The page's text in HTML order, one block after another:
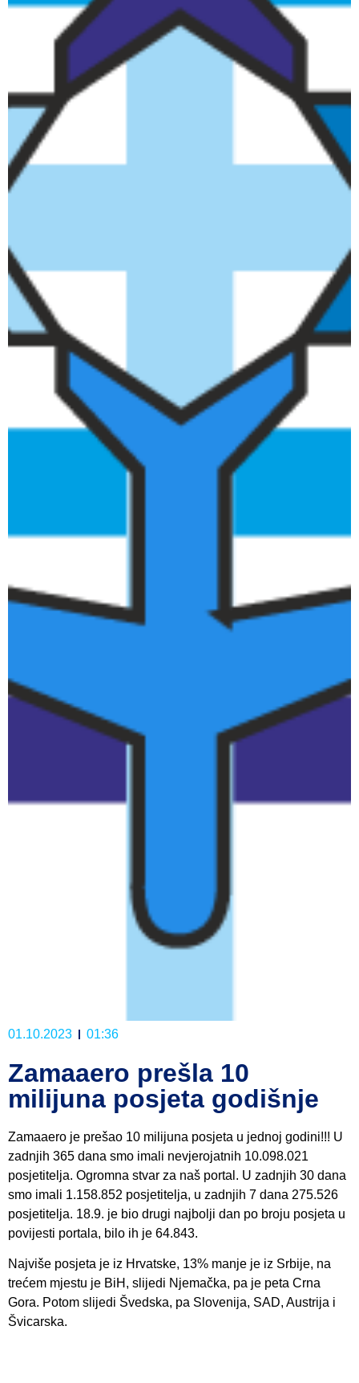
01.10.2023 01:36
Zamaaero prešla 10
milijuna posjeta godišnje
Zamaaero je prešao 10 milijuna posjeta u jednoj godini!!! U
zadnjih 365 dana smo imali nevjerojatnih 10.098.021
posjetitelja. Ogromna stvar za naš portal. U zadnjih 30 dana
smo imali 1.158.852 posjetitelja, u zadnjih 7 dana 275.526
posjetitelja. 18.9. je bio drugi najbolji dan po broju posjeta u
povijesti portala, bilo ih je 64.843.
Najviše posjeta je iz Hrvatske, 13% manje je iz Srbije, na
trećem mjestu je BiH, slijedi Njemačka, pa je peta Crna
Gora. Potom slijedi Švedska, pa Slovenija, SAD, Austrija i
Švicarska.